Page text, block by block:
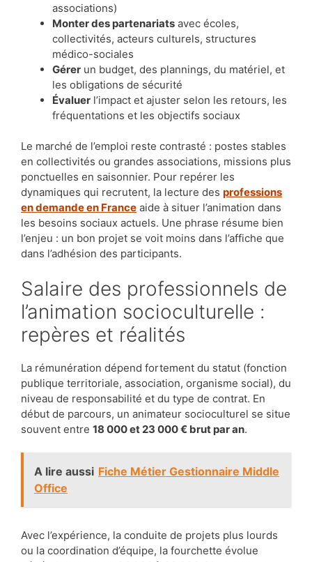
associations)
Monter des partenariats avec écoles,
collectivités, acteurs culturels, structures
médico-sociales
Gérer un budget, des plannings, du matériel, et
les obligations de sécurité
Évaluer l’impact et ajuster selon les retours, les
fréquentations et les objectifs sociaux
Le marché de l’emploi reste contrasté : postes stables
en collectivités ou grandes associations, missions plus
ponctuelles en saisonnier. Pour repérer les
dynamiques qui recrutent, la lecture des professions
en demande en France aide à situer l’animation dans
les besoins sociaux actuels. Une phrase résume bien
l’enjeu : un bon projet se voit moins dans l’affiche que
dans l’adhésion des participants.
Salaire des professionnels de
l’animation socioculturelle :
repères et réalités
La rémunération dépend fortement du statut (fonction
publique territoriale, association, organisme social), du
niveau de responsabilité et du type de contrat. En
début de parcours, un animateur socioculturel se situe
souvent entre 18 000 et 23 000 € brut par an.
A lire aussi Fiche Métier Gestionnaire Middle
Office
Avec l’expérience, la conduite de projets plus lourds
ou la coordination d’équipe, la fourchette évolue